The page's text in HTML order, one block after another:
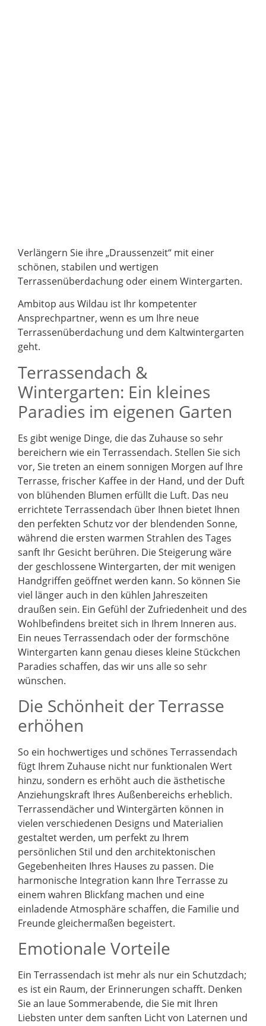
Verlängern Sie ihre „Draussenzeit“ mit einer
schönen, stabilen und wertigen
Terrassenüberdachung oder einem Wintergarten.
Ambitop aus Wildau ist Ihr kompetenter
Ansprechpartner, wenn es um Ihre neue
Terrassenüberdachung und dem Kaltwintergarten
geht.
Terrassendach &
Wintergarten: Ein kleines
Paradies im eigenen Garten
Es gibt wenige Dinge, die das Zuhause so sehr
bereichern wie ein Terrassendach. Stellen Sie sich
vor, Sie treten an einem sonnigen Morgen auf Ihre
Terrasse, frischer Kaffee in der Hand, und der Duft
von blühenden Blumen erfüllt die Luft. Das neu
errichtete Terrassendach über Ihnen bietet Ihnen
den perfekten Schutz vor der blendenden Sonne,
während die ersten warmen Strahlen des Tages
sanft Ihr Gesicht berühren. Die Steigerung wäre
der geschlossene Wintergarten, der mit wenigen
Handgriffen geöffnet werden kann. So können Sie
viel länger auch in den kühlen Jahreszeiten
draußen sein. Ein Gefühl der Zufriedenheit und des
Wohlbefindens breitet sich in Ihrem Inneren aus.
Ein neues Terrassendach oder der formschöne
Wintergarten kann genau dieses kleine Stückchen
Paradies schaffen, das wir uns alle so sehr
wünschen.
Die Schönheit der Terrasse
erhöhen
So ein hochwertiges und schönes Terrassendach
fügt Ihrem Zuhause nicht nur funktionalen Wert
hinzu, sondern es erhöht auch die ästhetische
Anziehungskraft Ihres Außenbereichs erheblich.
Terrassendächer und Wintergärten können in
vielen verschiedenen Designs und Materialien
gestaltet werden, um perfekt zu Ihrem
persönlichen Stil und den architektonischen
Gegebenheiten Ihres Hauses zu passen. Die
harmonische Integration kann Ihre Terrasse zu
einem wahren Blickfang machen und eine
einladende Atmosphäre schaffen, die Familie und
Freunde gleichermaßen begeistert.
Emotionale Vorteile
Ein Terrassendach ist mehr als nur ein Schutzdach;
es ist ein Raum, der Erinnerungen schafft. Denken
Sie an laue Sommerabende, die Sie mit Ihren
Liebsten unter dem sanften Licht von Laternen und